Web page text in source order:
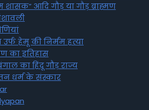
शासक” आदि गौड़ या गौड़ ब्राह्मण
उर्फ हेमू की निर्मम हत्या
का इतिहास
का हिंदू गौड़ राज्य
धर्म के संस्कार